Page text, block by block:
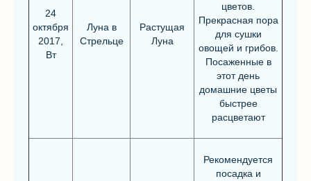
24
октября
2017,
Вт
Луна в
Стрельце
Растущая
Луна
цветов.
Прекрасная пора
для сушки
овощей и грибов.
Посаженные в
этот день
домашние цветы
быстрее
расцветают
Рекомендуется
посадка и